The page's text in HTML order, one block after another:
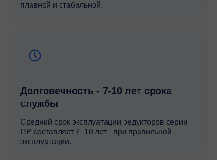
плавной и стабильной.
Долговечность - 7-10 лет срока
службы
Средний срок эксплуатации редукторов серии
ПР составляет 7–10 лет при правильной
эксплуатации.